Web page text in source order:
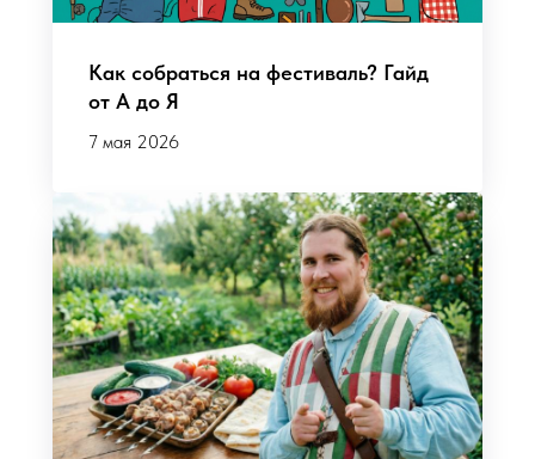
Как собраться на фестиваль? Гайд
от А до Я
7 мая 2026